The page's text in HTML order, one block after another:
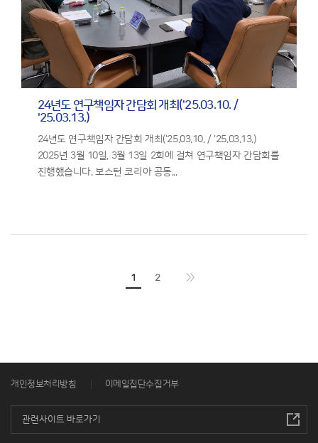
24년도 연구책임자 간담회 개최('25.03.10. /
'25.03.13.)
24년도 연구책임자 간담회 개최('25.03.10. / '25.03.13.)
2025년 3월 10일, 3월 13일 2회에 걸쳐 연구책임자 간담회를
진행했습니다. 보스턴 코리아 공동...
1 2
개인정보처리방침 이메일집단수집거부